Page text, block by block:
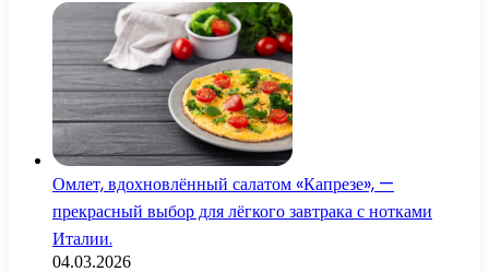
Омлет, вдохновлённый салатом «Капрезе», —
прекрасный выбор для лёгкого завтрака с нотками
Италии.
04.03.2026